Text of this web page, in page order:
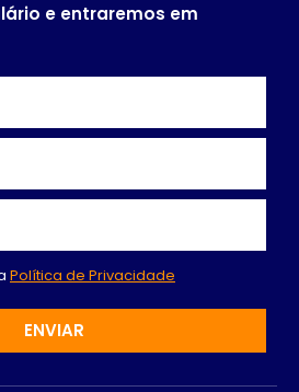
e entraremos em
Política de Privacidade
ENVIAR